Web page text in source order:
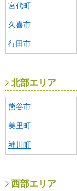
宮代町
久喜市
行田市
北部エリア
熊谷市
美里町
神川町
西部エリア